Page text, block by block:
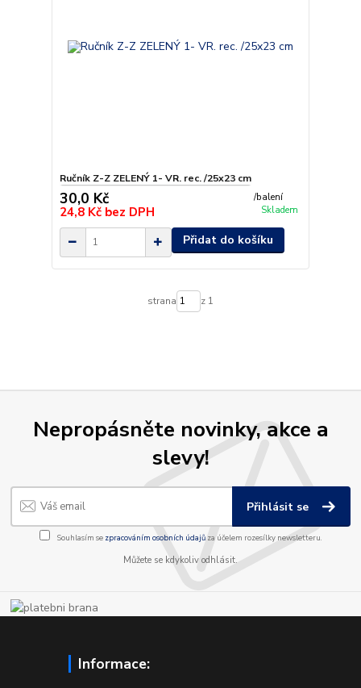
Ručník Z-Z ZELENÝ 1- VR. rec. /25x23 cm
30,0 Kč /balení
24,8 Kč bez DPH Skladem
Přidat do košíku
strana z 1
Nepropásněte novinky, akce a
slevy!
Přihlásit se
Souhlasím se zpracováním osobních údajůza účelem rozesílky newsletteru.
Můžete se kdykoliv odhlásit.
Informace: